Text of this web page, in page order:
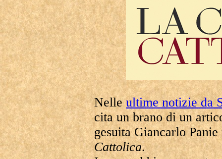
Nelleultime notizie da
cita un brano di un
gesuita Giancarlo
Cattolica.